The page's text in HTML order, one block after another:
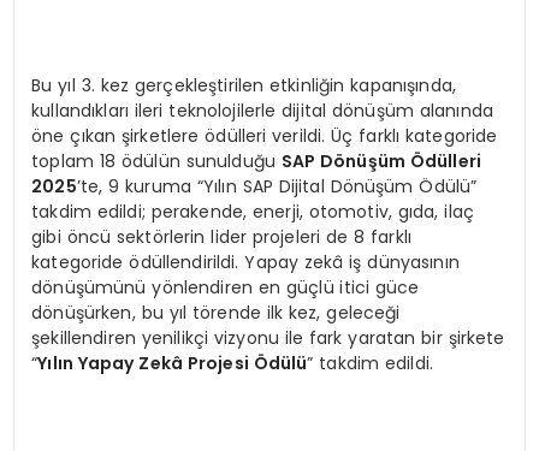
Bu yıl 3. kez gerçekleştirilen etkinliğin kapanışında,
kullandıkları ileri teknolojilerle dijital dönüşüm alanında
öne çıkan şirketlere ödülleri verildi. Üç farklı kategoride
toplam 18 ödülün sunulduğu SAP Dönüşüm Ödülleri
2025’te, 9 kuruma “Yılın SAP Dijital Dönüşüm Ödülü”
takdim edildi; perakende, enerji, otomotiv, gıda, ilaç
gibi öncü sektörlerin lider projeleri de 8 farklı
kategoride ödüllendirildi. Yapay zekâ iş dünyasının
dönüşümünü yönlendiren en güçlü itici güce
dönüşürken, bu yıl törende ilk kez, geleceği
şekillendiren yenilikçi vizyonu ile fark yaratan bir şirkete
“Yılın Yapay Zekâ Projesi Ödülü” takdim edildi.